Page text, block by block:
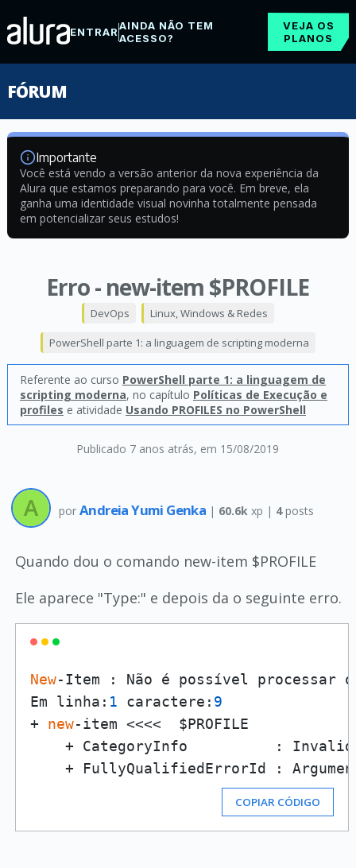
ENTRARAINDA NÃO TEM
ACESSO?
VEJA OS
PLANOS
FÓRUM
Importante
Você está vendo a versão anterior da nova experiência da
Alura que estamos preparando para você. Em breve, ela
ganha uma identidade visual novinha totalmente pensada
em potencializar seus estudos!
Erro - new-item $PROFILE
Publicado 7 anos atrás, em 15/08/2019
DevOps Linux, Windows & Redes
PowerShell parte 1: a linguagem de scripting moderna
Referente ao curso PowerShell parte 1: a linguagem de
scripting moderna, no capítulo Políticas de Execução e
profiles e atividade Usando PROFILES no PowerShell
por Andreia Yumi Genka | 60.6k xp | 4posts
Quando dou o comando new-item $PROFILE
Ele aparece "Type:" e depois da o seguinte erro.
New-Item : Não é possível processar
Em linha: 1 caractere: 9
+ new-item <<<<  $PROFILE
+ CategoryInfo          :
COPIAR CÓDIGO